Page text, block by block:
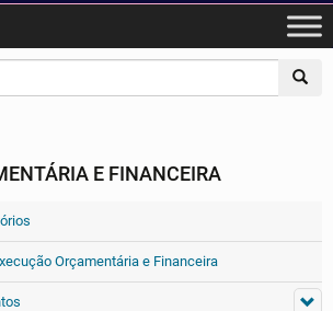
E FINANCEIRA
Orçamentária e Financeira